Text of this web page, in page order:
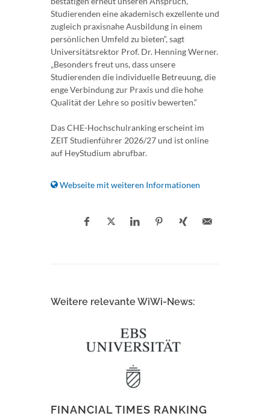
Studierenden eine akademisch exzellente und
zugleich praxisnahe Ausbildung in einem
persönlichen Umfeld zu bieten“, sagt
Universitätsrektor Prof. Dr. Henning Werner.
„Besonders freut uns, dass unsere
Studierenden die individuelle Betreuung, die
enge Verbindung zur Praxis und die hohe
Qualität der Lehre so positiv bewerten.“
Das CHE-Hochschulranking erscheint im
ZEIT Studienführer 2026/27 und ist online
auf HeyStudium abrufbar.
Webseite mit weiteren Informationen
Weitere relevante WiWi-News:
FINANCIAL TIMES RANKING